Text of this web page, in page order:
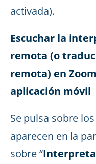
activada).
Escuchar la
remota (o
remota) en
aplicación móvil
Se pulsa sobre los
aparecen en la
sobre “